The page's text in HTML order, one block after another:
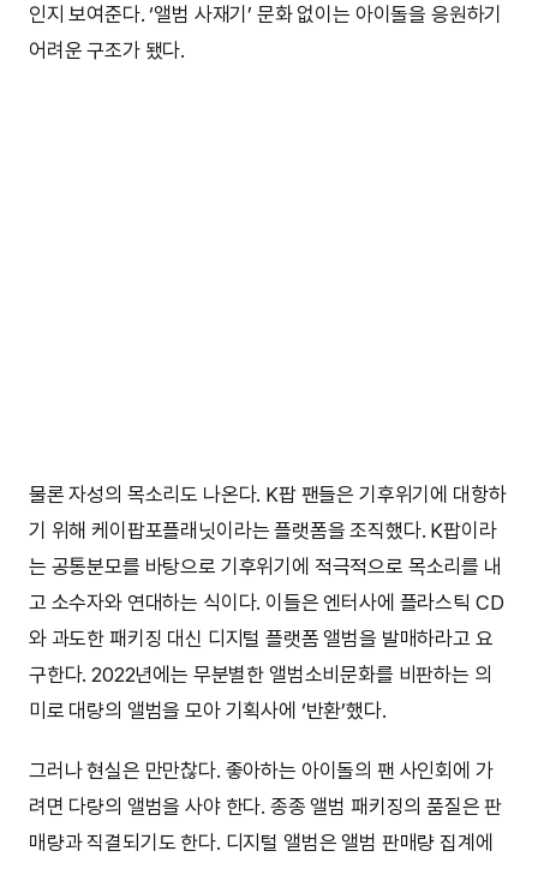
인지 보여준다. ‘앨범 사재기’ 문화 없이는 아이돌을 응원하기
어려운 구조가 됐다.
물론 자성의 목소리도 나온다. K팝 팬들은 기후위기에 대항하
기 위해 케이팝포플래닛이라는 플랫폼을 조직했다. K팝이라
는 공통분모를 바탕으로 기후위기에 적극적으로 목소리를 내
고 소수자와 연대하는 식이다. 이들은 엔터사에 플라스틱 CD
와 과도한 패키징 대신 디지털 플랫폼 앨범을 발매하라고 요
구한다. 2022년에는 무분별한 앨범소비문화를 비판하는 의
미로 대량의 앨범을 모아 기획사에 ‘반환’했다.
그러나 현실은 만만찮다. 좋아하는 아이돌의 팬 사인회에 가
려면 다량의 앨범을 사야 한다. 종종 앨범 패키징의 품질은 판
매량과 직결되기도 한다. 디지털 앨범은 앨범 판매량 집계에